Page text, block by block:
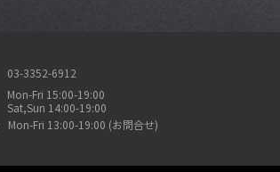
03-3352-6912
Mon-Fri 15:00-19:00
Sat,Sun 14:00-19:00
Mon-Fri 13:00-19:00 (お問合せ)